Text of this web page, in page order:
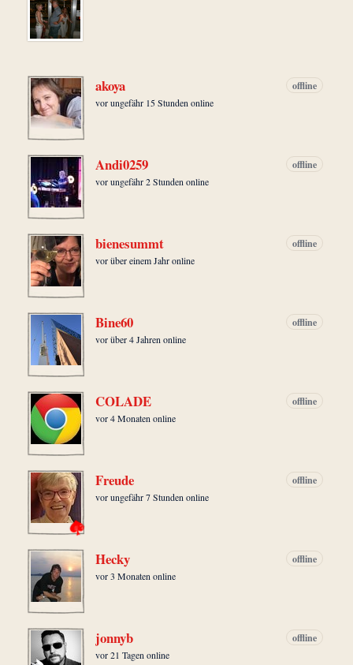
akoya offline
vor ungefähr 15 Stunden online
Andi0259 offline
vor ungefähr 2 Stunden online
bienesummt offline
vor über einem Jahr online
Bine60 offline
vor über 4 Jahren online
COLADE offline
vor 4 Monaten online
Freude offline
vor ungefähr 7 Stunden online
Hecky offline
vor 3 Monaten online
jonnyb offline
vor 21 Tagen online